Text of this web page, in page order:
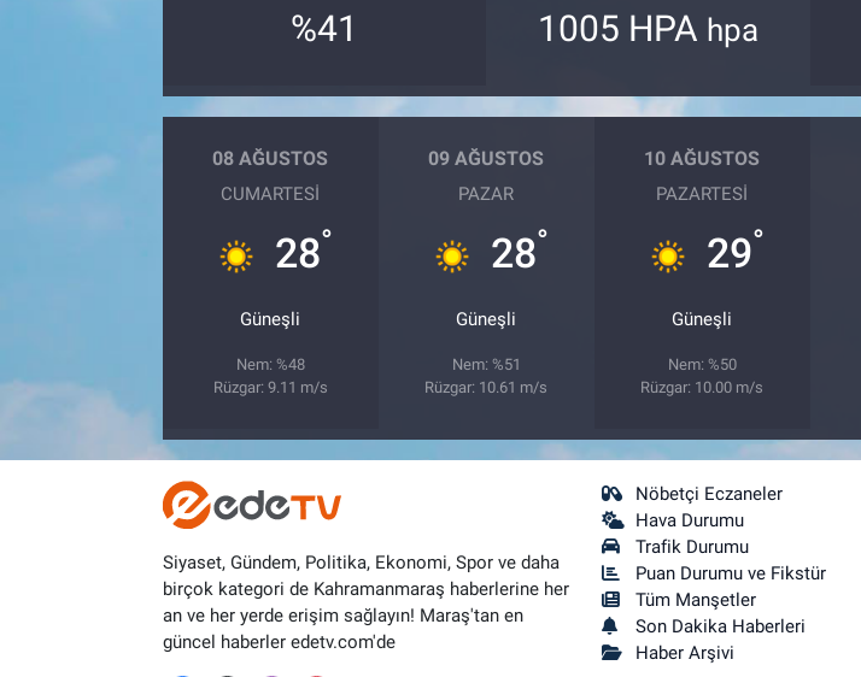
%41 1005 HPA hpa
08 AĞUSTOS
CUMARTESI
28°
Güneşli
Nem: %48
Rüzgar: 9.11 m/s
09 AĞUSTOS
PAZAR
28°
Güneşli
Nem: %51
Rüzgar: 10.61 m/s
10 AĞUSTOS
PAZARTESI
29°
Güneşli
Nem: %50
Rüzgar: 10.00 m/s
Siyaset, Gündem, Politika, Ekonomi, Spor ve daha
birçok kategori de Kahramanmaraş haberlerine her
an ve her yerde erişim sağlayın! Maraş'tan en
güncel haberler edetv.com'de
Nöbetçi Eczaneler
Hava Durumu
Trafik Durumu
Puan Durumu ve Fikstür
Tüm Manşetler
Son Dakika Haberleri
Haber Arşivi